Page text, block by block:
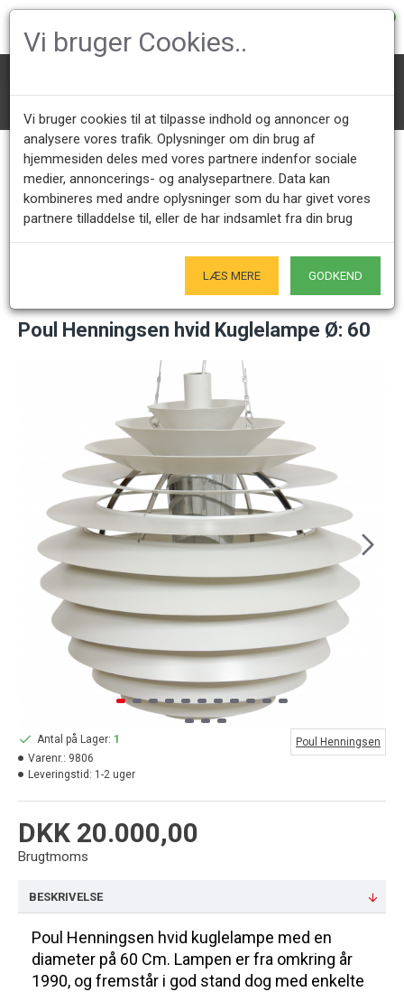
Kundeservice +45 28491875
Mandag - Fredag 9.00 - 17.00
Åbningstider showroom
Kun på forudgående aftale - Hverdage
Poul Henningsen hvid Kuglelampe Ø: 60
DKK 20.000,00
Brugtmoms
Antal på Lager: 1
Varenr.: 9806
Leveringstid: 1-2 uger
Poul Henningsen
BESKRIVELSE
Poul Henningsen hvid kuglelampe med en
diameter på 60 Cm. Lampen er fra omkring år
1990, og fremstår i god stand dog med enkelte
Vi bruger Cookies..
Vi bruger cookies til at tilpasse indhold og annoncer og
analysere vores trafik. Oplysninger om din brug af
hjemmesiden deles med vores partnere indenfor sociale
medier, annoncerings- og analysepartnere. Data kan
kombineres med andre oplysninger som du har givet vores
partnere tilladdelse til, eller de har indsamlet fra din brug
LÆS MERE GODKEND